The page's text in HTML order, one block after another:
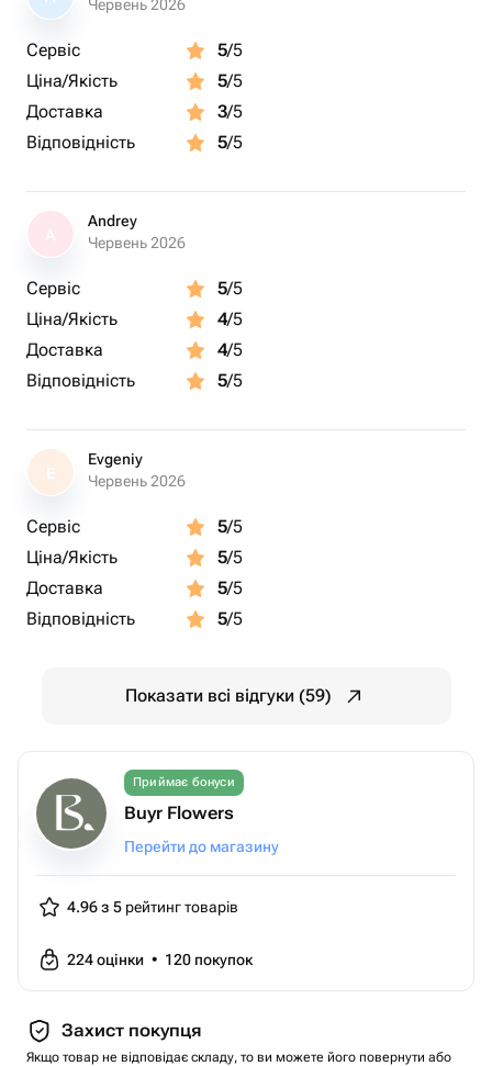
Червень 2026
Сервіс 5/5
Ціна/Якість
5/5
Доставка
3/5
Відповідність
5/5
Andrey
Червень 2026
Сервіс 5/5
Ціна/Якість
4/5
Доставка
4/5
Відповідність
5/5
E
Evgeniy
Червень 2026
Сервіс 5/5
Ціна/Якість
5/5
Доставка
5/5
Відповідність
5/5
Показати всі відгуки (59)
Приймає бонуси
Buyr Flowers
Перейти до магазину
4.96 з 5 рейтинг товарів
224оцінки • 120 покупок
Захист покупця
Якщо товар не відповідає складу, то ви можете його повернути або